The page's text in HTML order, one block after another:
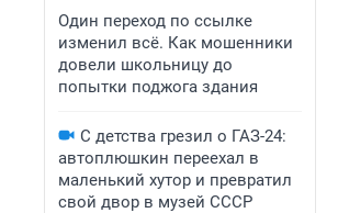
Один переход по ссылке
изменил всё. Как мошенники
довели школьницу до
попытки поджога здания
С детства грезил о ГАЗ-24:
автоплюшкин переехал в
маленький хутор и превратил
свой двор в музей СССР